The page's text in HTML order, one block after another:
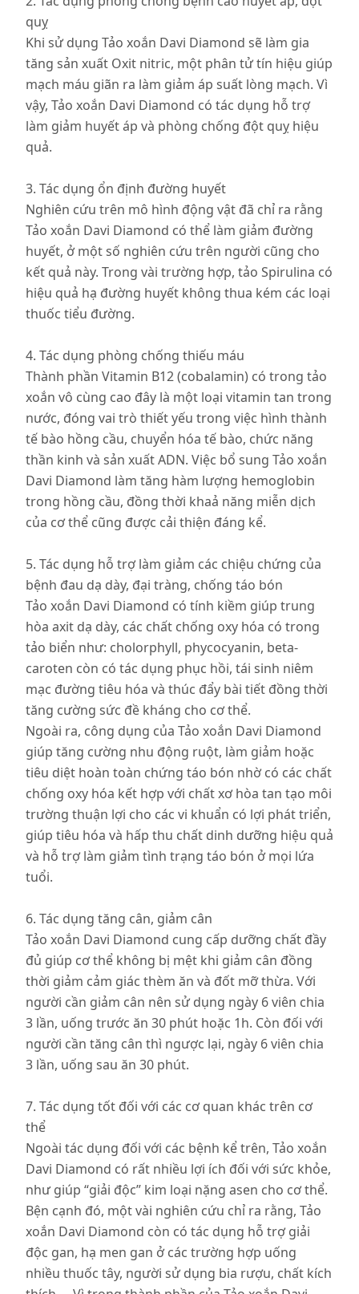
quỵ
Khi sử dụng Tảo xoắn Davi Diamond sẽ làm gia
tăng sản xuất Oxit nitric, một phân tử tín hiệu giúp
mạch máu giãn ra làm giảm áp suất lòng mạch. Vì
vậy, Tảo xoắn Davi Diamond có tác dụng hỗ trợ
làm giảm huyết áp và phòng chống đột quỵ hiệu
quả.
3. Tác dụng ổn định đường huyết
Nghiên cứu trên mô hình động vật đã chỉ ra rằng
Tảo xoắn Davi Diamond có thể làm giảm đường
huyết, ở một số nghiên cứu trên người cũng cho
kết quả này. Trong vài trường hợp, tảo Spirulina có
hiệu quả hạ đường huyết không thua kém các loại
thuốc tiểu đường.
4. Tác dụng phòng chống thiếu máu
Thành phần Vitamin B12 (cobalamin) có trong tảo
xoắn vô cùng cao đây là một loại vitamin tan trong
nước, đóng vai trò thiết yếu trong việc hình thành
tế bào hồng cầu, chuyển hóa tế bào, chức năng
thần kinh và sản xuất ADN. Việc bổ sung Tảo xoắn
Davi Diamond làm tăng hàm lượng hemoglobin
trong hồng cầu, đồng thời khaả năng miễn dịch
của cơ thể cũng được cải thiện đáng kể.
5. Tác dụng hỗ trợ làm giảm các chiệu chứng của
bệnh đau dạ dày, đại tràng, chống táo bón
Tảo xoắn Davi Diamond có tính kiềm giúp trung
hòa axit dạ dày, các chất chống oxy hóa có trong
tảo biển như: cholorphyll, phycocyanin, beta-
caroten còn có tác dụng phục hồi, tái sinh niêm
mạc đường tiêu hóa và thúc đẩy bài tiết đồng thời
tăng cường sức đề kháng cho cơ thể.
Ngoài ra, công dụng của Tảo xoắn Davi Diamond
giúp tăng cường nhu động ruột, làm giảm hoặc
tiêu diệt hoàn toàn chứng táo bón nhờ có các chất
chống oxy hóa kết hợp với chất xơ hòa tan tạo môi
trường thuận lợi cho các vi khuẩn có lợi phát triển,
giúp tiêu hóa và hấp thu chất dinh dưỡng hiệu quả
và hỗ trợ làm giảm tình trạng táo bón ở mọi lứa
tuổi.
6. Tác dụng tăng cân, giảm cân
Tảo xoắn Davi Diamond cung cấp dưỡng chất đầy
đủ giúp cơ thể không bị mệt khi giảm cân đồng
thời giảm cảm giác thèm ăn và đốt mỡ thừa. Với
người cần giảm cân nên sử dụng ngày 6 viên chia
3 lần, uống trước ăn 30 phút hoặc 1h. Còn đối với
người cần tăng cân thì ngược lại, ngày 6 viên chia
3 lần, uống sau ăn 30 phút.
7. Tác dụng tốt đối với các cơ quan khác trên cơ
thể
Ngoài tác dụng đối với các bệnh kể trên, Tảo xoắn
Davi Diamond có rất nhiều lợi ích đối với sức khỏe,
như giúp “giải độc” kim loại nặng asen cho cơ thể.
Bện cạnh đó, một vài nghiên cứu chỉ ra rằng, Tảo
xoắn Davi Diamond còn có tác dụng hỗ trợ giải
độc gan, hạ men gan ở các trường hợp uống
nhiều thuốc tây, người sử dụng bia rượu, chất kích